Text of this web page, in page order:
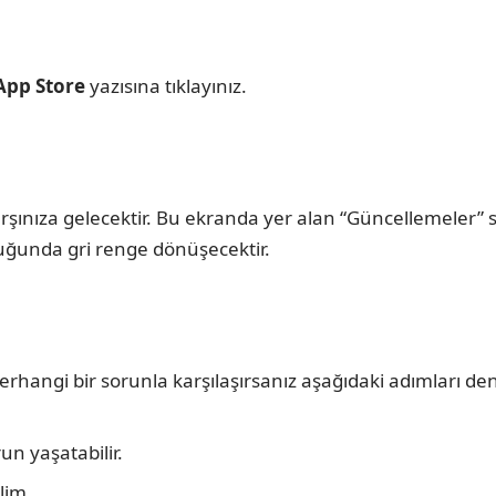
Storeyazısına tıklayınız.
gelecektir. Bu ekranda yer alan
gri renge dönüşecektir.
bir sorunla karşılaşırsanız aşağıdaki adımları
yaşatabilir.